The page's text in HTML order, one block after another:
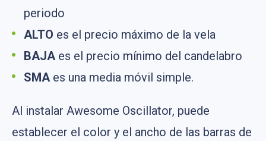
periodo
ALTO es el precio máximo de la vela
BAJA es el precio mínimo del candelabro
SMA es una media móvil simple.
Al instalar Awesome Oscillator, puede
establecer el color y el ancho de las barras de